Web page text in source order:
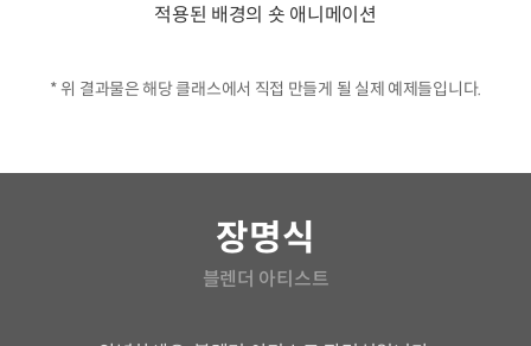
적용된 배경의 숏 애니메이션
* 위 결과물은 해당 클래스에서 직접 만들게 될 실제 예제들입니다.
장명식
블렌더 아티스트